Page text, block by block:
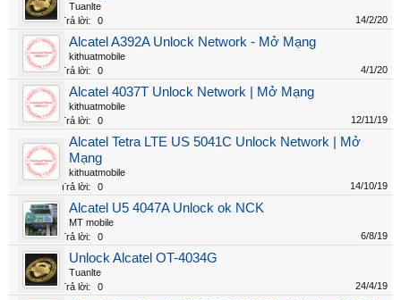
Tuanlte
Trả lời:
0 14/2/20
Alcatel A392A Unlock Network - Mở Mạng
kithuatmobile
Trả lời:
0 4/1/20
Alcatel 4037T Unlock Network | Mở Mạng
kithuatmobile
Trả lời:
0 12/11/19
Alcatel Tetra LTE US 5041C Unlock Network | Mở
Mạng
kithuatmobile
Trả lời:
0 14/10/19
Alcatel U5 4047A Unlock ok NCK
MT mobile
Trả lời:
0 6/8/19
Unlock Alcatel OT-4034G
Tuanlte
Trả lời:
0 24/4/19